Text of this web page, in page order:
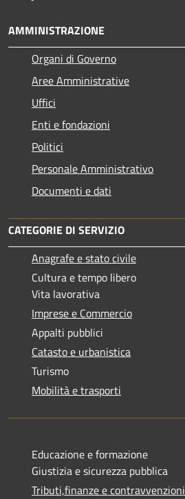
AMMINISTRAZIONE
Organi di Governo
Aree Amministrative
Uffici
Enti e fondazioni
Politici
Personale Amministrativo
Documenti e dati
CATEGORIE DI SERVIZIO
Anagrafe e stato civile
Cultura e tempo libero
Vita lavorativa
Imprese e Commercio
Appalti pubblici
Catasto e urbanistica
Turismo
Mobilità e trasporti
Educazione e formazione
Giustizia e sicurezza pubblica
Tributi,finanze e contravvenzioni